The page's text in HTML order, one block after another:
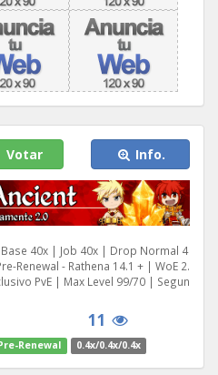
Votar Info.
Base 40x | Job 40x | Drop Normal 4
Renewal - Rathena 14.1 + | WoE 2.
PvE | Max Level 99/70 | Segun
11
Renewal 0.4x/0.4x/0.4x